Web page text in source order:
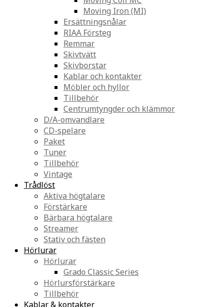
Moving Iron (MI)
Ersättningsnålar
RIAA Försteg
Remmar
Skivtvätt
Skivborstar
Kablar och kontakter
Möbler och hyllor
Tillbehör
Centrumtyngder och klämmor
D/A-omvandlare
CD-spelare
Paket
Tuner
Tillbehör
Vintage
Trådlöst
Aktiva högtalare
Förstärkare
Bärbara högtalare
Streamer
Stativ och fästen
Hörlurar
Hörlurar
Grado Classic Series
Hörlursförstärkare
Tillbehör
Kablar & kontakter